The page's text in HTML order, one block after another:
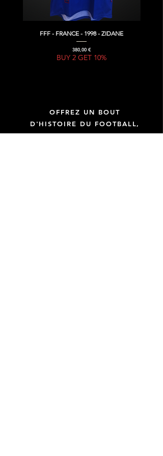
FFF - FRANCE - 1998 - ZIDANE
Prix
380,00 €
BUY 2 GET 10%
OFFREZ UN BOUT
D'HISTOIRE DU FOOTBALL,
OFFREZ UNE GIFT CARD !